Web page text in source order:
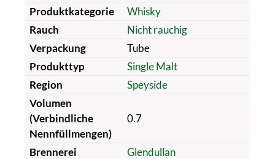
Produktkategorie
Whisky
Rauch
Nicht rauchig
Verpackung
Tube
Produkttyp
Single Malt
Region
Speyside
Volumen
(Verbindliche
Nennfüllmengen)
0.7
Brennerei
Glendullan